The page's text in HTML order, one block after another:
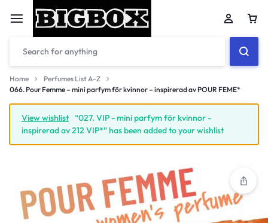
Your bag is empty
Sign in to view products added.
Shop What's New
Home
Perfumes List A-Z
066. Pour Femme – mini parfym för kvinnor – inspirerad av POUR FEME*
View wishlist “027. VIP - mini parfym för kvinnor -
inspirerad av 212 VIP*” has been added to your wishlist